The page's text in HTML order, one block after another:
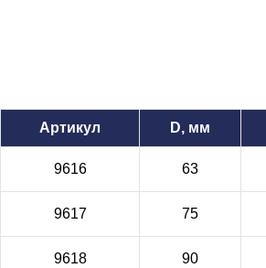
Артикул D, мм
9616 63
9617 75
9618 90